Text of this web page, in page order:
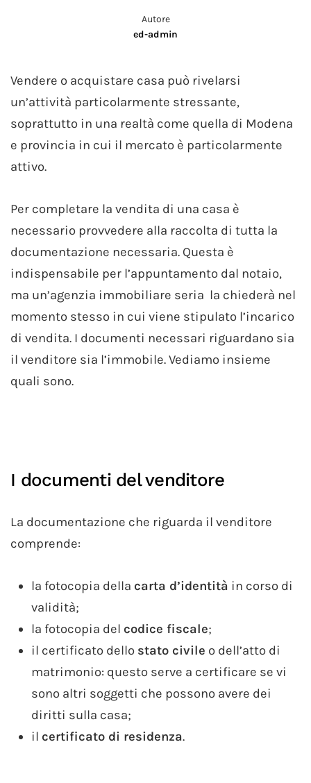
Autore
ed-admin
Vendere o acquistare casa può rivelarsi
un’attività particolarmente stressante,
soprattutto in una realtà come quella di Modena
e provincia in cui il mercato è particolarmente
attivo.
Per completare la vendita di una casa è
necessario provvedere alla raccolta di tutta la
documentazione necessaria. Questa è
indispensabile per l’appuntamento dal notaio,
ma un’agenzia immobiliare seria la chiederà nel
momento stesso in cui viene stipulato l’incarico
di vendita. I documenti necessari riguardano sia
il venditore sia l’immobile. Vediamo insieme
quali sono.
I documenti del venditore
La documentazione che riguarda il venditore
comprende:
la fotocopia della carta d’identità in corso di
validità;
la fotocopia del codice fiscale;
il certificato dello stato civile o dell’atto di
matrimonio: questo serve a certificare se vi
sono altri soggetti che possono avere dei
diritti sulla casa;
il certificato di residenza.